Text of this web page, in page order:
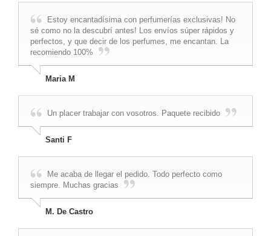
Estoy encantadísima con perfumerías exclusivas! No
sé como no la descubrí antes! Los envíos súper rápidos y
perfectos, y que decir de los perfumes, me encantan. La
recomiendo 100%
Maria M
Un placer trabajar con vosotros. Paquete recibido
Santi F
Me acaba de llegar el pedido. Todo perfecto como
siempre. Muchas gracias
M. De Castro